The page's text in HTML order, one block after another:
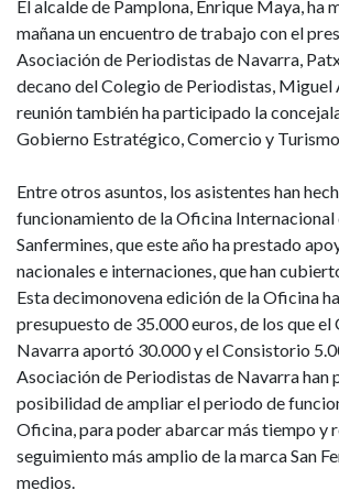
El alcalde de Pamplona, Enrique Maya, ha
mañana un encuentro de trabajo con el
Asociación de Periodistas de Navarra,
decano del Colegio de Periodistas, Miguel
reunión también ha participado la
Gobierno Estratégico, Comercio y
Entre otros asuntos, los asistentes han
funcionamiento de la Oficina Internacional
Sanfermines, que este año ha prestado
nacionales e internaciones, que han
Esta decimonovena edición de la Oficina
presupuesto de 35.000 euros, de los que
Navarra aportó 30.000 y el Consistorio
Asociación de Periodistas de Navarra han
posibilidad de ampliar el periodo de
Oficina, para poder abarcar más tiempo y
seguimiento más amplio de la marca San
medios.